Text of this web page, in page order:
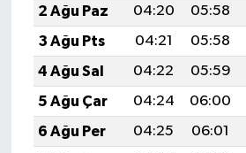
2 Ağu Paz
04:20 05:58
3 Ağu Pts
04:21 05:58
4 Ağu Sal
04:22 05:59
5 Ağu Çar
04:24 06:00
6 Ağu Per
04:25 06:01